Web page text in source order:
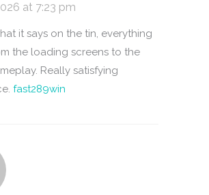
at 7:23 pm
it says on the tin, everything
the loading screens to the
Really satisfying
fast289win